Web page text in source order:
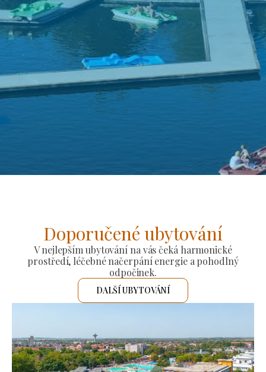
Doporučené ubytování
V nejlepším ubytování na vás čeká harmonické
prostředí, léčebné načerpání energie a pohodlný
odpočinek.
DALŠÍ UBYTOVÁNÍ